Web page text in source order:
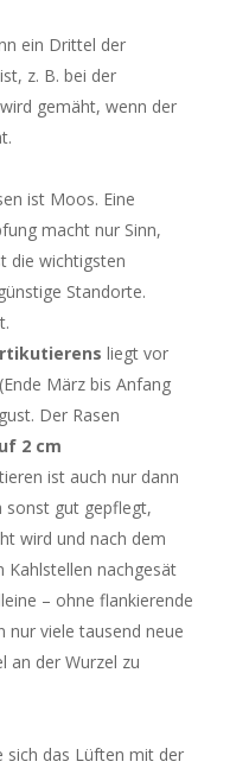
ein Drittel der
z. B. bei der
gemäht, wenn der
ist Moos. Eine
macht nur Sinn,
die wichtigsten
Standorte.
liegt vor
März bis Anfang
Der Rasen
2 cm
ist auch nur dann
sonst gut gepflegt,
wird und nach dem
Kahlstellen nachgesät
– ohne flankierende
nur viele tausend neue
an der Wurzel zu
sich das Lüften mit der